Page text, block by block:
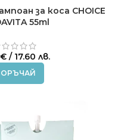
за коса CHOICE
55ml
€/ 17.60 лв.